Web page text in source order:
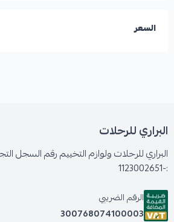
السعر
البراري للرحلات
البراري للرحلات ولوازم التخييم رقم السجل
:-1123002651
الرقم الضريبي
300768074100003